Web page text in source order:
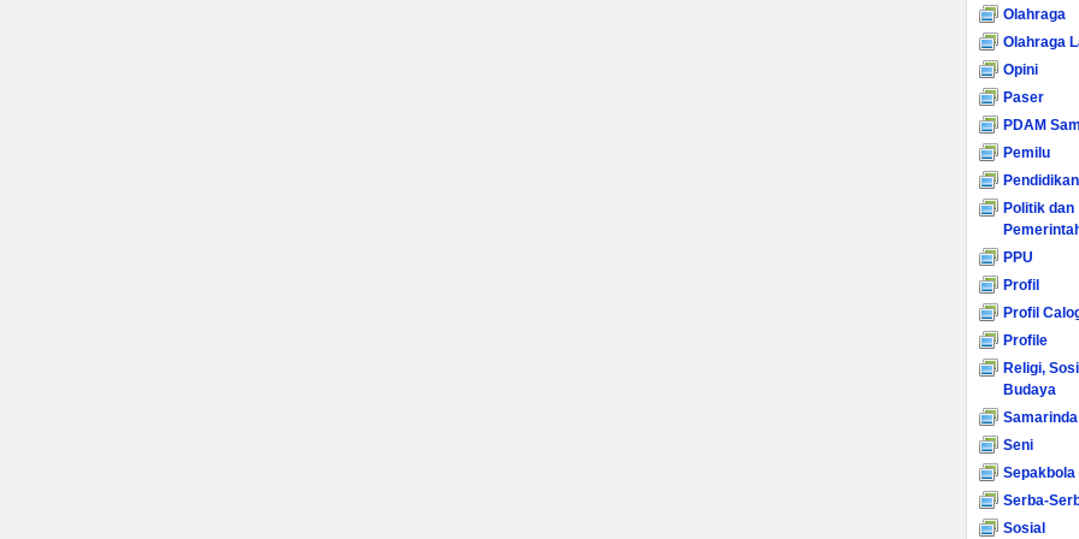
Olahraga
Olahraga
Opini
Paser
PDAM
Pemilu
Pendidikan
Politik dan
PPU
Profil
Profil
Profile
Religi,
Budaya
Samarinda
Seni
Sepakbola
Serba-
Sosial